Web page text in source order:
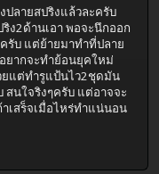
ลายสปริงแล้วละครับ
ง2ด้านเอา พอจะนึกออก
รับ แต่ย้ายมาทำที่ปลาย
ยากจะทำย้อนยุคใหม่
ยแต่ทำรูแป้นไว2ชุดมัน
สนใจริงๆครับ แต่อาจจะ
เสร็จเมื่อไหร่ทำแน่นอน